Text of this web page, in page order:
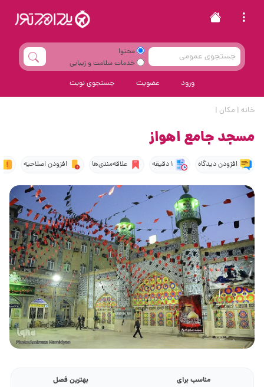
محتوا
خدمات سلامت و زیبایی
ورود عضویت جستجوی نوبت
خانه | مکان |
مسجد جامع اهواز
افزودن دیدگاه 1 دقیقه علاقه‌مندی‌ها افزودن اصلاحیه
مناسب برای بهترین فصل